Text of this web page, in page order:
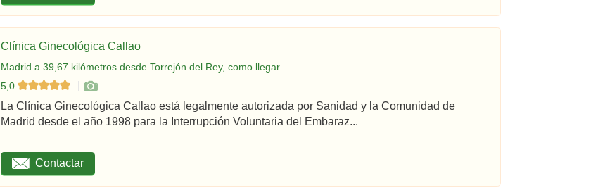
Clínica Ginecológica Callao
Madrid a 39,67 kilómetros desde Torrejón del Rey, como llegar
5,0
La Clínica Ginecológica Callao está legalmente autorizada por Sanidad y la Comunidad de
Madrid desde el año 1998 para la Interrupción Voluntaria del Embaraz...
Contactar